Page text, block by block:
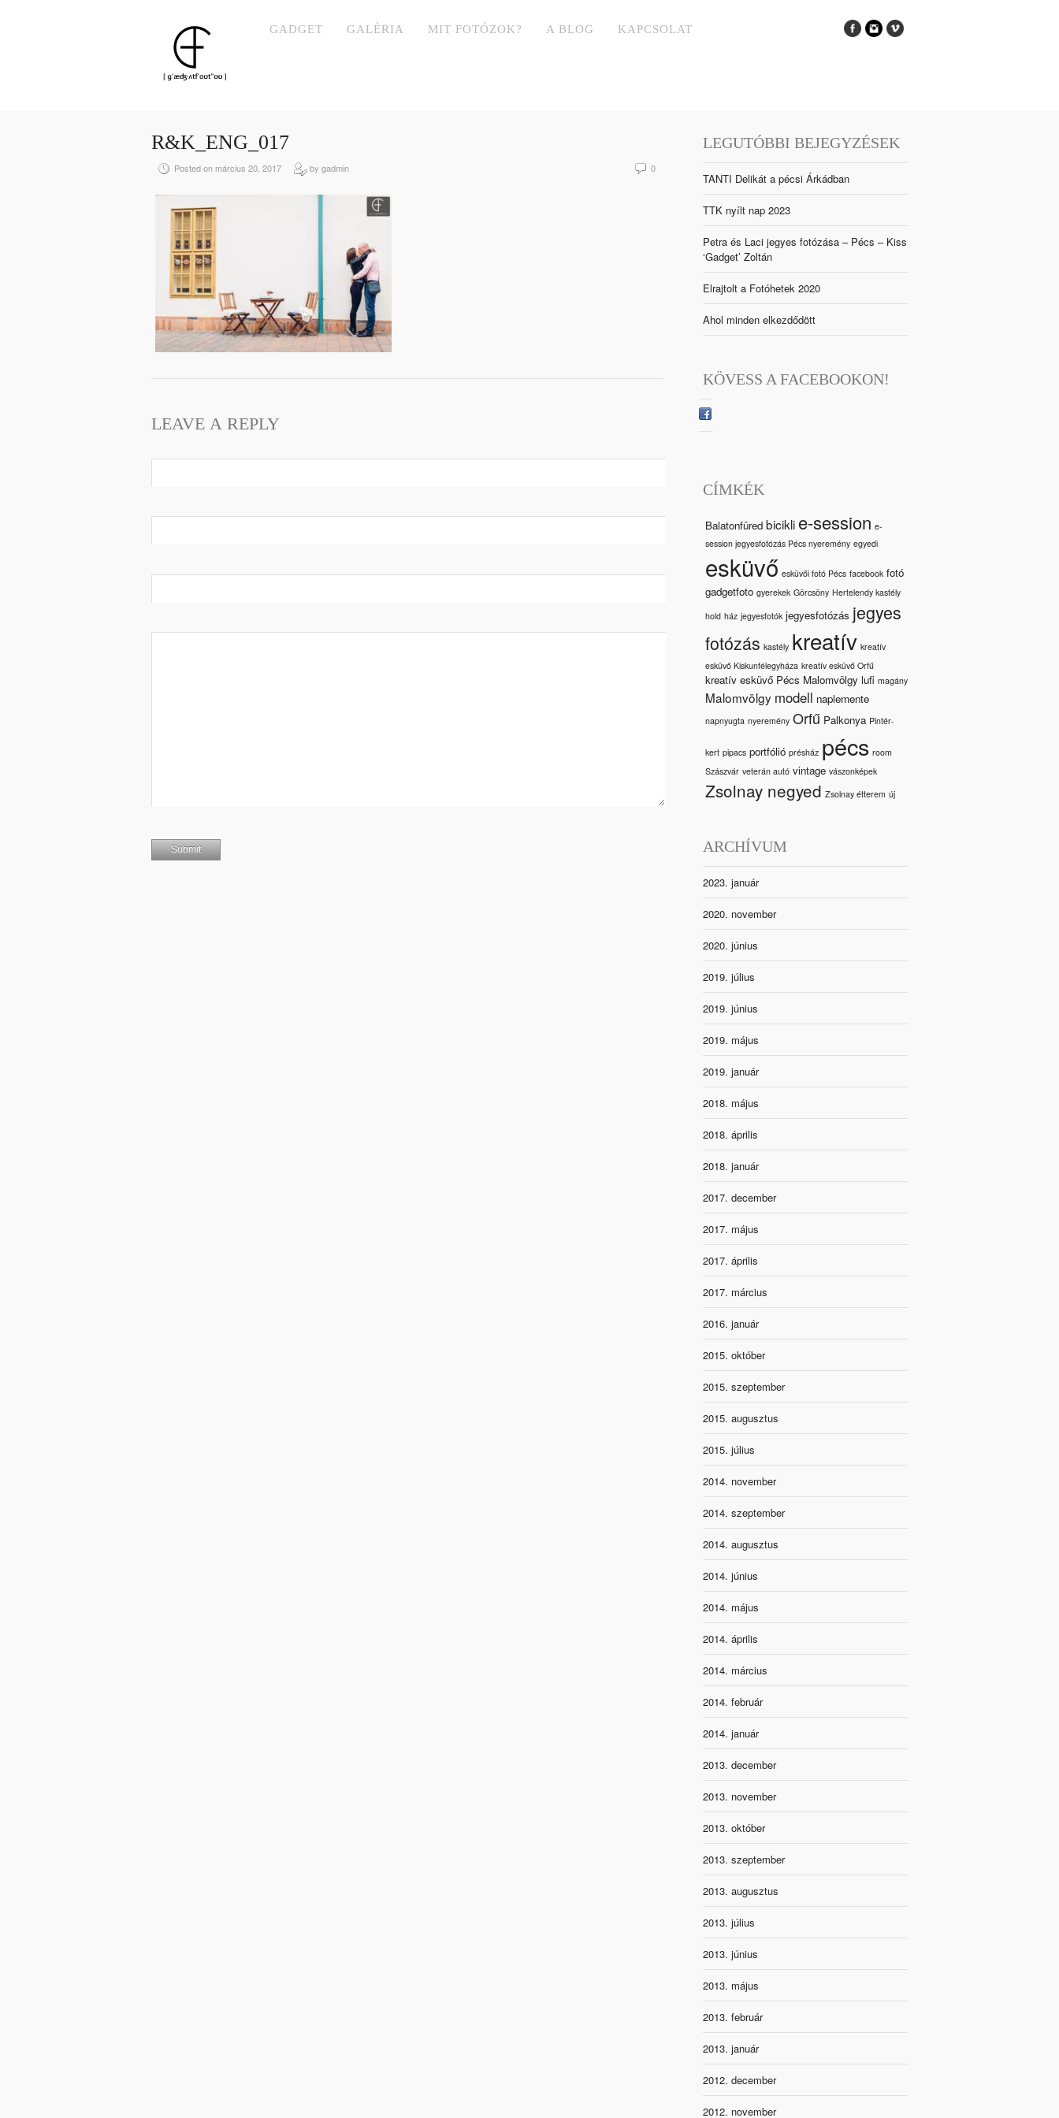
GADGET GALÉRIA MIT FOTÓZOK? A BLOG KAPCSOLAT
R&K_ENG_017
Posted on március 20, 2017 by gadmin 0
LEAVE A REPLY
LEGUTÓBBI BEJEGYZÉSEK
TANTI Delikát a pécsi Árkádban
TTK nyílt nap 2023
Petra és Laci jegyes fotózása – Pécs – Kiss
‘Gadget’ Zoltán
Elrajtolt a Fotóhetek 2020
Ahol minden elkezdődött
KÖVESS A FACEBOOKON!
CÍMKÉK
Balatonfüred bicikli e-session e-
session jegyesfotózás Pécs nyeremény egyedi
esküvő esküvői fotó Pécs facebook fotó
gadgetfoto gyerekek Görcsöny Hertelendy kastély
hold ház jegyesfotók jegyesfotózás jegyes
fotózás kastély kreatív kreatív
esküvő Kiskunfélegyháza kreatív esküvő Orfű
kreatív esküvő Pécs Malomvölgy lufi magány
Malomvölgy modell naplemente
napnyugta nyeremény Orfű Palkonya Pintér-
kert pipacs portfólió présház pécs room
Szászvár veterán autó vintage vászonképek
Zsolnay negyed Zsolnay étterem új
ARCHÍVUM
2023. január
2020. november
2020. június
2019. július
2019. június
2019. május
2019. január
2018. május
2018. április
2018. január
2017. december
2017. május
2017. április
2017. március
2016. január
2015. október
2015. szeptember
2015. augusztus
2015. július
2014. november
2014. szeptember
2014. augusztus
2014. június
2014. május
2014. április
2014. március
2014. február
2014. január
2013. december
2013. november
2013. október
2013. szeptember
2013. augusztus
2013. július
2013. június
2013. május
2013. február
2013. január
2012. december
2012. november